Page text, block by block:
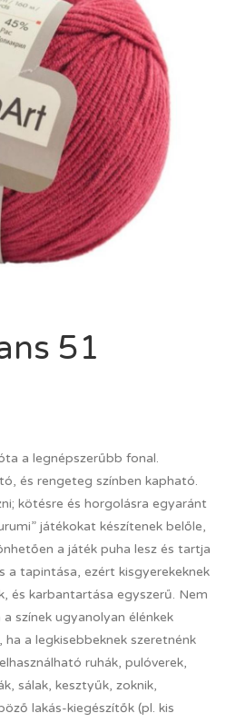
51
a legnépszerűbb fonal.
és rengeteg színben kapható.
kötésre és horgolásra egyaránt
játékokat készítenek belőle,
a játék puha lesz és tartja
a tapintása, ezért kisgyerekeknek
és karbantartása egyszerű. Nem
színek ugyanolyan élénkek
a legkisebbeknek szeretnénk
ruhák, pulóverek,
sálak, kesztyűk, zoknik,
lakás-kiegészítők (pl. kis